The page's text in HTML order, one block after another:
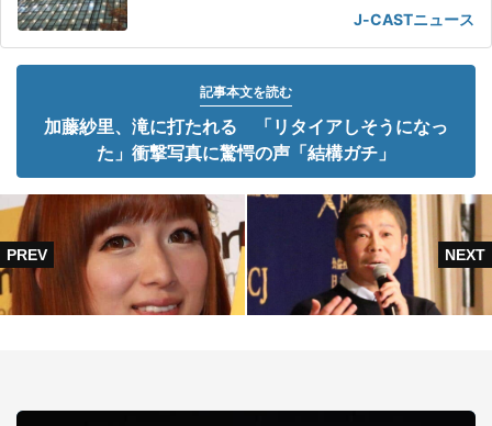
J-CASTニュース
記事本文を読む
加藤紗里、滝に打たれる 「リタイアしそうになっ
た」衝撃写真に驚愕の声「結構ガチ」